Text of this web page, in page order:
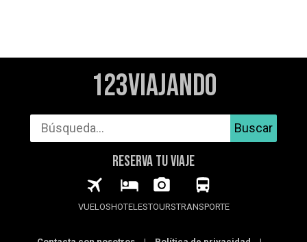
123Viajando
Buscar
RESERVA TU VIAJE
VUELOSHOTELESTOURSTRANSPORTE